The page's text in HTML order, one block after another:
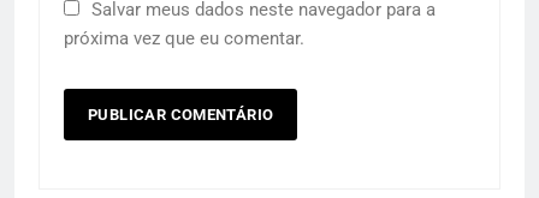
Salvar meus dados neste navegador para a
próxima vez que eu comentar.